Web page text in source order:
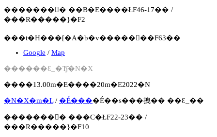
�������񍐏� ��B�E����ŁF46-17�� /
���R�����}�F2
���t�H���[�A�b�v�����񍐏��F63��
Google / Map
������Ԑ_�Ђ̑�N�X
����13.00m�E����20m�E2022�N
�N�X�m�L/ �É����É��s���拽�� ��Ԑ_��
�������񍐏� ���C�ŁF22-23�� /
���R�����}�F10